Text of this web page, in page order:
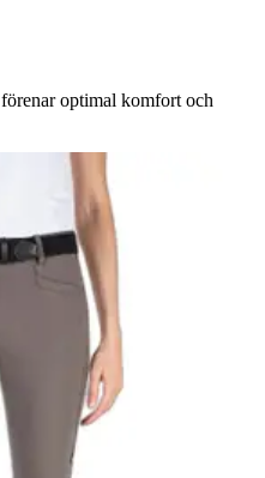
optimal komfort och